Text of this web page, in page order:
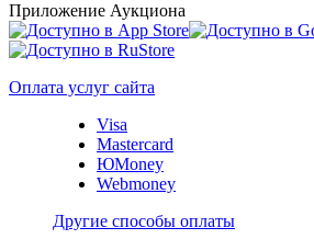
Приложение Аукциона
Оплата услуг сайта
Visa
Mastercard
ЮMoney
Webmoney
Другие способы оплаты